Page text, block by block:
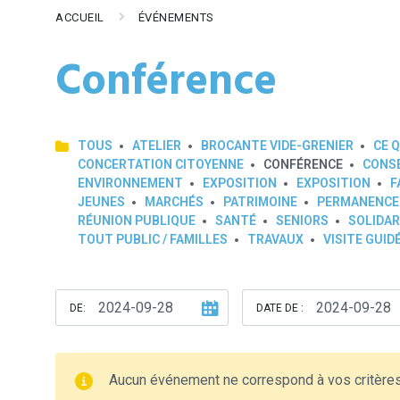
ACCUEIL ÉVÉNEMENTS
Conférence
TOUS ATELIER BROCANTE VIDE-GRENIER CE
CONCERTATION CITOYENNE
CONFÉRENCE
ENVIRONNEMENT
EXPOSITION EXPOSITION
JEUNES
MARCHÉS PATRIMOINE
RÉUNION PUBLIQUE
SANTÉ SENIORS
TOUT PUBLIC / FAMILLES
TRAVAUX VISITE
DE: DATE DE :
Aucun événement ne correspond à vos